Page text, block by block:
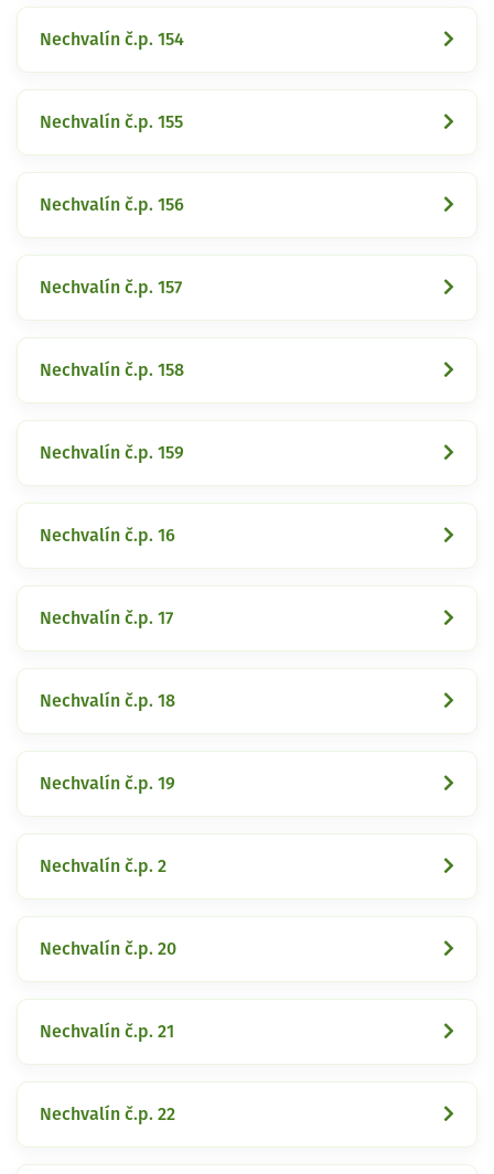
Nechvalín č.p. 154
Nechvalín č.p. 155
Nechvalín č.p. 156
Nechvalín č.p. 157
Nechvalín č.p. 158
Nechvalín č.p. 159
Nechvalín č.p. 16
Nechvalín č.p. 17
Nechvalín č.p. 18
Nechvalín č.p. 19
Nechvalín č.p. 2
Nechvalín č.p. 20
Nechvalín č.p. 21
Nechvalín č.p. 22